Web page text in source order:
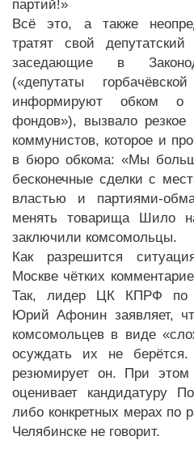
партий!»
Всё это, а также
тратят свой
заседающие в
(«депутаты
информируют обком о
фондов»), вызвало резкое
коммунистов, которое и
в бюро обкома: «Мы
бесконечные сделки с
властью и партиями-
менять товарища Шило
заключили комсомольцы.
Как разрешится
Москве чётких
Так, лидер ЦК КПРФ по
Юрий Афонин заявляет,
комсомольцев в виде
осуждать их не
резюмирует он. При
оценивает кандидатуру
либо конкретных мерах по
Челябинске не говорит.